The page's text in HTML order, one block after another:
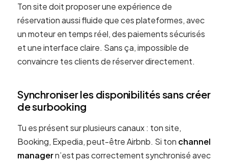
Ton site doit proposer une expérience de
réservation aussi fluide que ces plateformes, avec
un moteur en temps réel, des paiements sécurisés
et une interface claire. Sans ça, impossible de
convaincre tes clients de réserver directement.
Synchroniser les disponibilités sans créer
de surbooking
Tu es présent sur plusieurs canaux : ton site,
Booking, Expedia, peut-être Airbnb. Si ton channel
managern’est pas correctement synchronisé avec